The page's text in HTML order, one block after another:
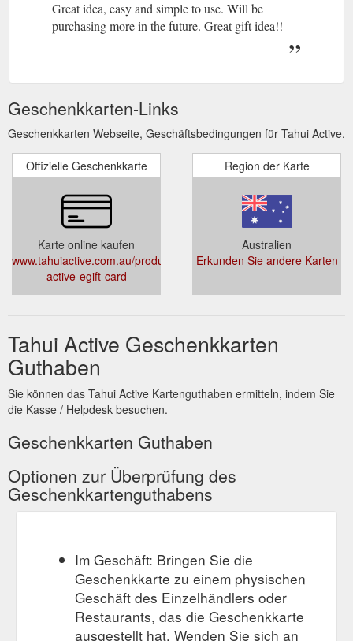
Great idea, easy and simple to use. Will be
purchasing more in the future. Great gift idea!!
Geschenkkarten-Links
Geschenkkarten Webseite, Geschäftsbedingungen für Tahui Active.
Offizielle Geschenkkarte
Karte online kaufen
www.tahuiactive.com.au/products/tahui-
active-egift-card
Region der Karte
Australien
Erkunden Sie andere Karten
Tahui Active Geschenkkarten
Guthaben
Sie können das Tahui Active Kartenguthaben ermitteln, indem Sie
die Kasse / Helpdesk besuchen.
Geschenkkarten Guthaben
Optionen zur Überprüfung des
Geschenkkartenguthabens
Im Geschäft: Bringen Sie die
Geschenkkarte zu einem physischen
Geschäft des Einzelhändlers oder
Restaurants, das die Geschenkkarte
ausgestellt hat. Wenden Sie sich an